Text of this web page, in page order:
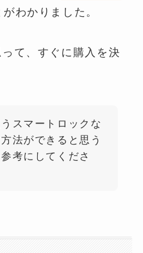
わかりました。
て、すぐに購入を決
スマートロックな
法ができると思う
考にしてくださ